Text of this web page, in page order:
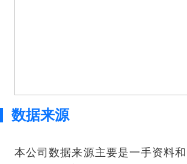
数据来源
本公司数据来源主要是一手资料